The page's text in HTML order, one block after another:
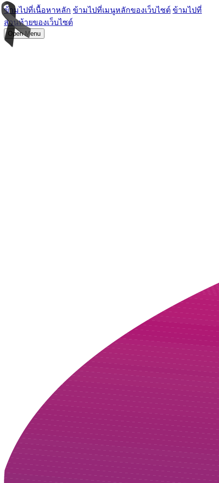
ข้ามไปที่เนื้อหาหลัก ข้ามไปที่เมนูหลักของเว็บไซต์ ข้ามไปที่
ส่วนท้ายของเว็บไซต์
Open Menu